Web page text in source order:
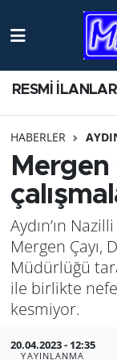
RESMİ İLANLAR
HABERLER
Mergen
Aydın’ın
Mergen Çayı,
Müdürlüğü
ile birlikte
kesmiyor.
20.04.2023 - 12:35
YAYINLANMA
ANTİK
AYDIN
BİLİM VE
ÇEVRE
EĞİTİM
EKONOMİ
GENEL
Nöbetçi
Namaz
Trafik
Süper Lig
Tüm
Son
Haber Arşivi